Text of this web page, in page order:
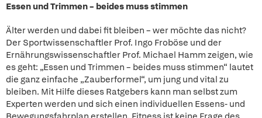
Essen und Trimmen – beides muss stimmen
Älter werden und dabei fit bleiben – wer möchte das nicht?
Der Sportwissenschaftler Prof. Ingo Froböse und der
Ernährungswissenschaftler Prof. Michael Hamm zeigen, wie
es geht: „Essen und Trimmen – beides muss stimmen“ lautet
die ganz einfache „Zauberformel“, um jung und vital zu
bleiben. Mit Hilfe dieses Ratgebers kann man selbst zum
Experten werden und sich einen individuellen Essens- und